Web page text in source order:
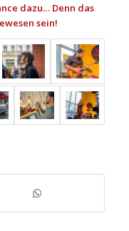
dazu… Denn das
sein!